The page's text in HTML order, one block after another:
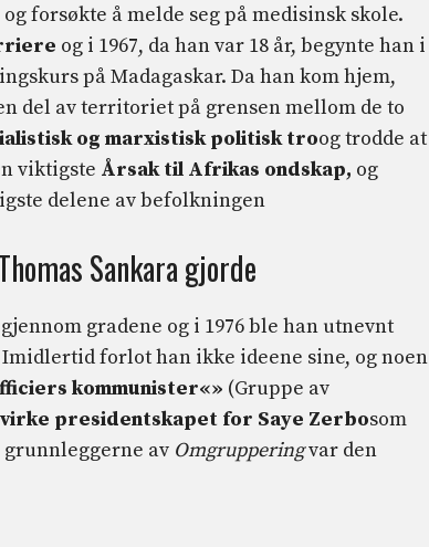
forsøkte å melde seg på medisinsk skole.
og i 1967, da han var 18 år, begynte han i
på Madagaskar. Da han kom hjem,
del av territoriet på grensen mellom de to
og marxistisk politisk troog trodde at
viktigste Årsak til Afrikas ondskap, og
delene av befolkningen
Sankara gjorde
gradene og i 1976 ble han utnevnt
Imidlertid forlot han ikke ideene sine, og noen
kommunister«» (Gruppe av
presidentskapet for Saye Zerbosom
grunnleggerne av Omgrupperingvar den